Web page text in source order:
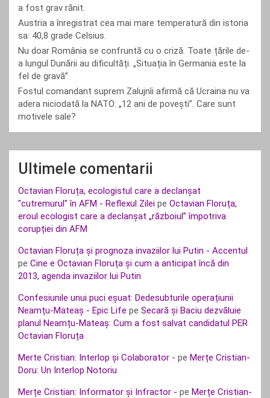
a fost grav rănit.
Austria a înregistrat cea mai mare temperatură din istoria
sa: 40,8 grade Celsius.
Nu doar România se confruntă cu o criză. Toate țările de-
a lungul Dunării au dificultăți. „Situația în Germania este la
fel de gravă”
Fostul comandant suprem Zalujnîi afirmă că Ucraina nu va
adera niciodată la NATO: „12 ani de povești”. Care sunt
motivele sale?
Ultimele comentarii
Octavian Floruța, ecologistul care a declanșat
"cutremurul" în AFM - Reflexul Zilei pe Octavian Floruța,
eroul ecologist care a declanșat „războiul” împotriva
corupției din AFM
Octavian Floruța și prognoza invaziilor lui Putin - Accentul
pe Cine e Octavian Floruța și cum a anticipat încă din
2013, agenda invaziilor lui Putin
Confesiunile unui puci eșuat: Dedesubturile operațiunii
Neamțu-Mateaș - Epic Life pe Secară și Baciu dezvăluie
planul Neamțu-Mateaș: Cum a fost salvat candidatul PER
Octavian Floruța
Merte Cristian: Interlop și Colaborator - pe Merțe Cristian-
Doru: Un Interlop Notoriu
Merțe Cristian: Informator și Infractor - pe Merțe Cristian-